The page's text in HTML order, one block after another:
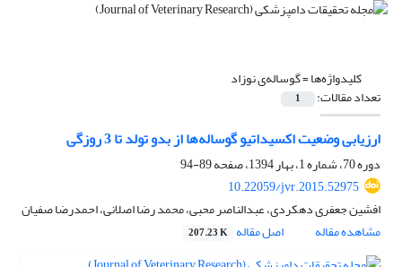
کلیدواژه‌ها =گوساله‌ی نوزاد
تعداد مقالات: 1
ارزیابی وضعیت اکسیداتیو گوساله‌ها از بدو تولد تا 3 روزگی
دوره 70، شماره 1، بهار 1394، صفحه
89-94
10.22059/jvr.2015.52975
افشین جعفری دهکردی، عبدالناصر محبی، محمد رضا اصلانی، احمدرضا صفیان
مشاهده مقاله
اصل مقاله 207.23 K